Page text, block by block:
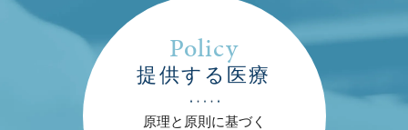
Policy
提供する医療
原理と原則に基づく